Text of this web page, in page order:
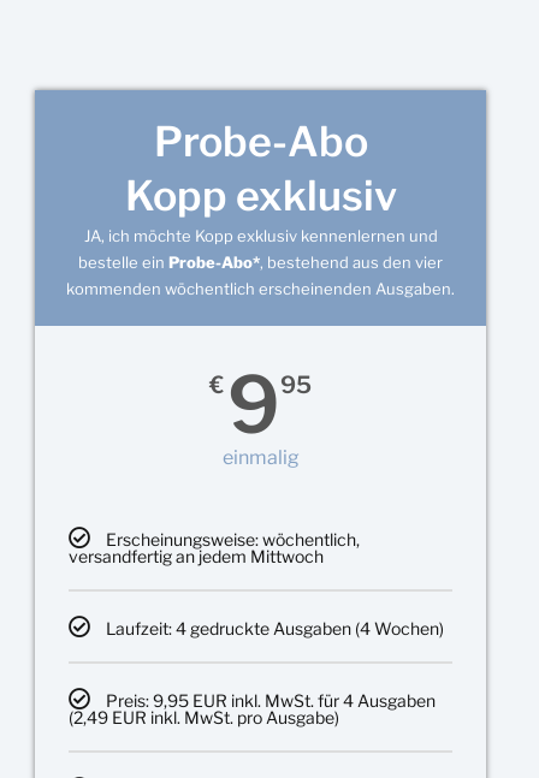
Probe-Abo
Kopp exklusiv
JA, ich möchte Kopp exklusiv kennenlernen und
bestelle einProbe-Abo*, bestehend aus den vier
kommenden wöchentlich erscheinenden Ausgaben.
€ 995
einmalig
Erscheinungsweise: wöchentlich,
versandfertig an jedem Mittwoch
Laufzeit: 4 gedruckte Ausgaben (4 Wochen)
Preis: 9,95 EUR inkl. MwSt. für 4 Ausgaben
(2,49 EUR inkl. MwSt. pro Ausgabe)